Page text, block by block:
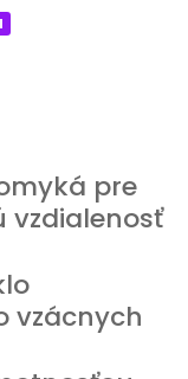
pre
vzdialenosť
vzácnych